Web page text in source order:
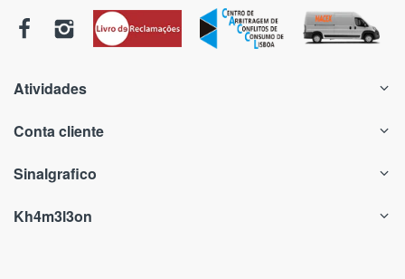
Atividades
Conta cliente
Sinalgrafico
Kh4m3l3on